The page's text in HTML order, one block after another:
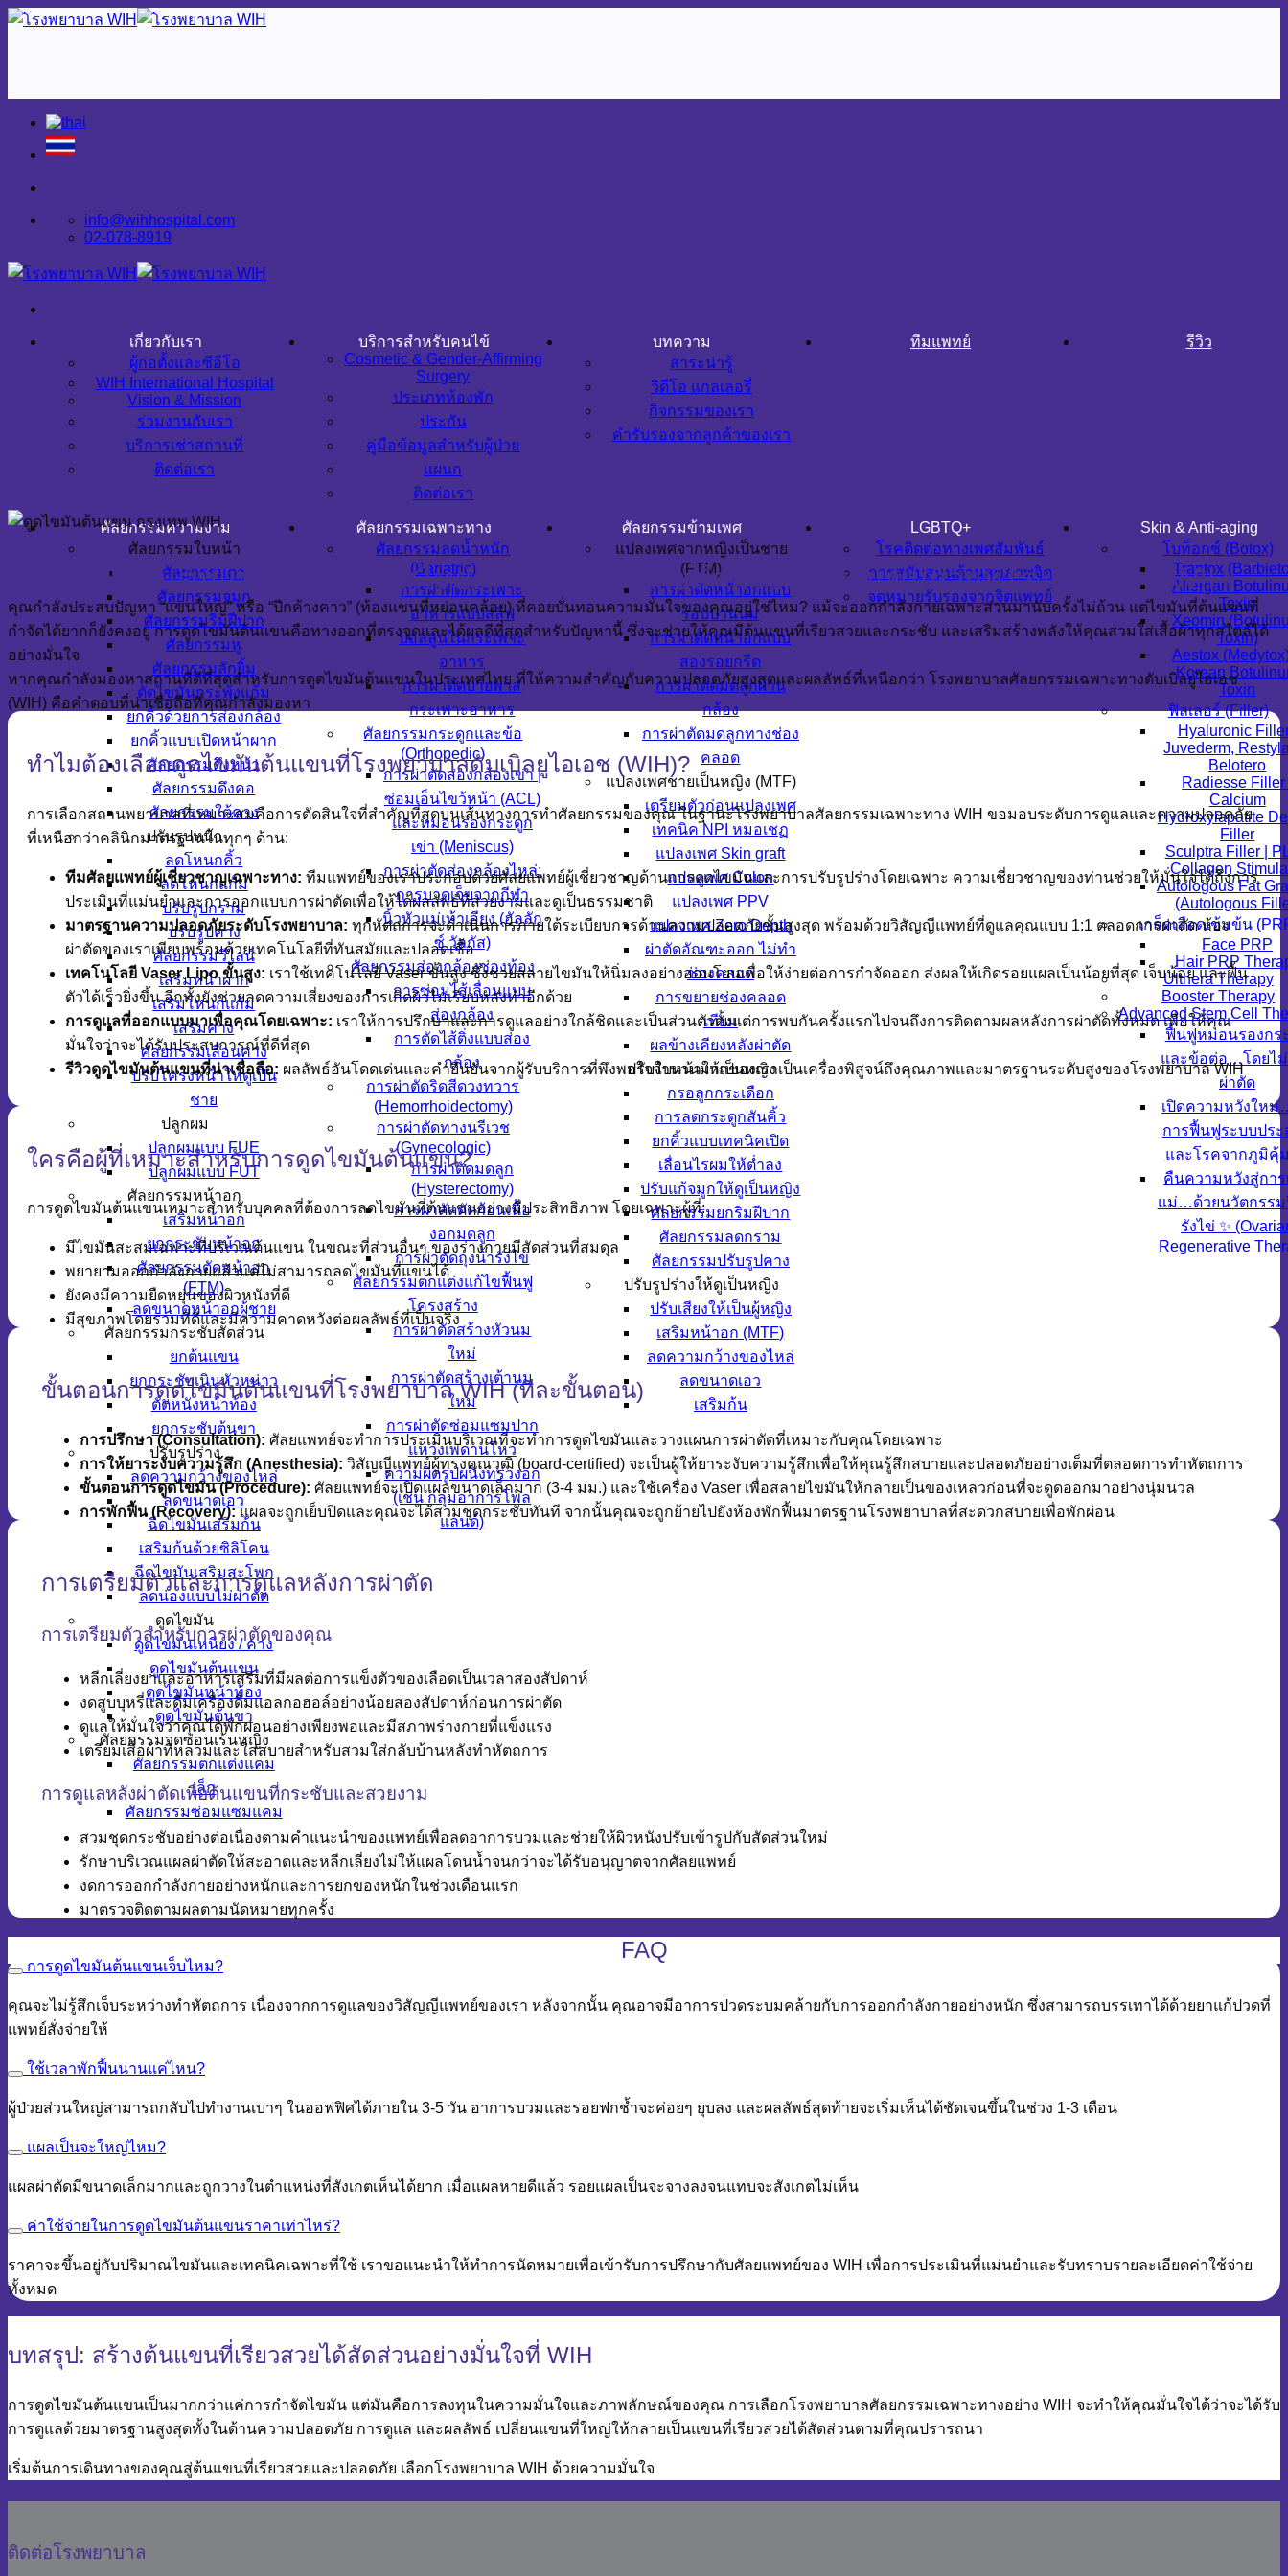
Skip
info@wihhospital.com
02-078-8919
เกี่ยวกับเรา
ผู้ก่อตั้งและซีอีโอ
WIH International Hospital
Vision & Mission
ร่วมงานกับเรา
บริการเช่าสถานที่
ติดต่อเรา
บริการสำหรับคนไข้
Cosmetic & Gender-Affirming
Surgery
ประเภทห้องพัก
ประกัน
คู่มือข้อมูลสำหรับผู้ป่วย
แผนก
ติดต่อเรา
บทความ
สาระน่ารู้
วิดีโอ แกลเลอรี่
กิจกรรมของเรา
คำรับรองจากลูกค้าของเรา
ทีมแพทย์ รีวิว
ศัลยกรรมความงาม
ศัลยกรรมใบหน้า
ศัลยกรรมตา
ศัลยกรรมจมูก
ศัลยกรรมริมฝีปาก
ศัลยกรรมหู
ศัลยกรรมลักยิ้ม
ตัดไขมันกระพุ้งแก้ม
ยกคิ้วด้วยการส่องกล้อง
ยกคิ้วแบบเปิดหน้าผาก
ศัลยกรรมดึงหน้า
ศัลยกรรมดึงคอ
ศัลยกรรมใต้คาง
ปรับรูปหน้า
ลดโหนกคิ้ว
ลดโหนกแก้ม
ปรับรูปกราม
ปรับรูปคาง
ศัลยกรรมวีไลน์
เสริมหน้าผาก
เสริมโหนกแก้ม
เสริมคาง
ศัลยกรรมเลื่อนคาง
ปรับโครงหน้าให้ดูเป็น
ชาย
ปลูกผม
ปลูกผมแบบ FUE
ปลูกผมแบบ FUT
ศัลยกรรมหน้าอก
เสริมหน้าอก
ยกกระชับหน้าอก
ศัลยกรรมตัดหน้าอก
(FTM)
ลดขนาดหน้าอกผู้ชาย
ศัลยกรรมกระชับสัดส่วน
ยกต้นแขน
ยกกระชับเนินหัวหน่าว
ตัดหนังหน้าท้อง
ยกกระชับต้นขา
ปรับรูปร่าง
ลดความกว้างของไหล่
ลดขนาดเอว
ฉีดไขมันเสริมก้น
เสริมก้นด้วยซิลิโคน
ฉีดไขมันเสริมสะโพก
ลดน่องแบบไม่ผ่าตัด
ดูดไขมัน
ดูดไขมันเหนียง / คาง
ดูดไขมันต้นแขน
ดูดไขมันหน้าท้อง
ดูดไขมันต้นขา
ศัลยกรรมจุดซ่อนเร้นหญิง
ศัลยกรรมตกแต่งแคม
เล็ก
ศัลยกรรมซ่อมแซมแคม
ศัลยกรรมเฉพาะทาง
ศัลยกรรมลดน้ำหนัก
(Bariatric)
การผ่าตัดกระเพาะ
อาหารแบบสลีฟ
บอลลูนในกระเพาะ
อาหาร
การผ่าตัดบายพาส
กระเพาะอาหาร
ศัลยกรรมกระดูกและข้อ
(Orthopedic)
การผ่าตัดส่องกล้องเข่า |
ซ่อมเอ็นไขว้หน้า (ACL)
และหมอนรองกระดูก
เข่า (Meniscus)
การผ่าตัดส่องกล้องไหล่:
การบาดเจ็บจากกีฬา
นิ้วหัวแม่เท้าเอียง (ฮัลลัก
ซ์ วัลกัส)
ศัลยกรรมส่องกล้องช่องท้อง
การซ่อมไส้เลื่อนแบบ
ส่องกล้อง
การตัดไส้ติ่งแบบส่อง
กล้อง
การผ่าตัดริดสีดวงทวาร
(Hemorrhoidectomy)
การผ่าตัดทางนรีเวช
(Gynecologic)
การผ่าตัดมดลูก
(Hysterectomy)
การผ่าตัดตัดก้อนเนื้อ
งอกมดลูก
การผ่าตัดถุงน้ำรังไข่
ศัลยกรรมตกแต่งแก้ไขฟื้นฟู
โครงสร้าง
การผ่าตัดสร้างหัวนม
ใหม่
การผ่าตัดสร้างเต้านม
ใหม่
การผ่าตัดซ่อมแซมปาก
แหว่งเพดานโหว่
ความผิดรูปผนังทรวงอก
(เช่น กลุ่มอาการโพล
แลนด์)
ศัลยกรรมข้ามเพศ
แปลงเพศจากหญิงเป็นชาย
(FTM)
การผ่าตัดหน้าอกแบบ
รอบปานนม
การผ่าตัดหน้าอกแบบ
สองรอยกรีด
การผ่าตัดมดลูกผ่าน
กล้อง
การผ่าตัดมดลูกทางช่อง
คลอด
แปลงเพศชายเป็นหญิง (MTF)
เตรียมตัวก่อนแปลงเพศ
เทคนิค NPI หมอเชฏ
แปลงเพศ Skin graft
แปลงเพศ Colon
แปลงเพศ PPV
แปลงเพศ Zero Depth
ผ่าตัดอัณฑะออก ไม่ทำ
ช่องคลอด
การขยายช่องคลอด
เทียม
ผลข้างเคียงหลังผ่าตัด
ปรับใบหน้าให้เป็นหญิง
กรอลูกกระเดือก
การลดกระดูกสันคิ้ว
ยกคิ้วแบบเทคนิคเปิด
เลื่อนไรผมให้ต่ำลง
ปรับแก้จมูกให้ดูเป็นหญิง
ศัลยกรรมยกริมฝีปาก
ศัลยกรรมลดกราม
ศัลยกรรมปรับรูปคาง
ปรับรูปร่างให้ดูเป็นหญิง
ปรับเสียงให้เป็นผู้หญิง
เสริมหน้าอก (MTF)
ลดความกว้างของไหล่
ลดขนาดเอว
เสริมก้น
LGBTQ+
โรคติดต่อทางเพศสัมพันธ์
การสนับสนุนด้านสุขภาพจิต
จดหมายรับรองจากจิตแพทย์
Skin & Anti-aging
โบท็อกซ์ (Botox)
Traptox
Allergan
Toxin
Xeomin
Toxin)
Aestox
Korean
Toxin
ฟิลเลอร์ (Filler)
Hyaluronic
Juvederm,
Belotero
Radiesse Filler
Calcium
Hydroxylapatite
Filler
Sculptra Filler |
Collagen
Autologous Fat
(Autologous
เกล็ดเลือดเข้มข้น
Face PRP
Hair PRP
Ulthera Therapy
Booster Therapy
Advanced Stem Cell
ฟื้นฟูหมอนรองกร
และข้อต่อ…โดยไ
ผ่าตัด
เปิดความหวังใหม่
การฟื้นฟูระบบประ
และโรคจากภูมิคุ้
คืนความหวังสู่การ
แม่…ด้วยนวัตกรร
รังไข่ ✨
Regenerative
การดูดไขมันต้นแขนในประเทศไทย: ทางออกสุดท้ายสำหรับปัญหาแขนย้วยที่โรงพยาบาล WIH
คุณกำลังประสบปัญหา “แขนใหญ่” หรือ “ปีกค้างคาว” (ท้องแขนที่หย่อนคล้อย) ที่คอยบั่นทอนความมั่นใจของคุณอยู่ใช่ไหม? แม้จะออกกำลังกายเฉพาะส่วนมานับครั้งไม่ถ้วน แต่ไขมันที่ต้นแขนที่
กำจัดได้ยากก็ยังคงอยู่ การดูดไขมันต้นแขนคือทางออกที่ตรงจุดและได้ผลดีที่สุดสำหรับปัญหานี้ ซึ่งจะช่วยให้คุณมีต้นแขนที่เรียวสวยและกระชับ และเสริมสร้างพลังให้คุณสวมใส่เสื้อผ้าทุกสไตล์ได้
อย่างมั่นใจ
หากคุณกำลังมองหาสถานที่ดีที่สุดสำหรับการดูดไขมันต้นแขนในประเทศไทย ที่ให้ความสำคัญกับความปลอดภัยสูงสุดและผลลัพธ์ที่เหนือกว่า โรงพยาบาลศัลยกรรมเฉพาะทางดับเบิลยูไอเอช
(WIH) คือคำตอบที่น่าเชื่อถือที่คุณกำลังมองหา
ทำไมต้องเลือกดูดไขมันต้นแขนที่โรงพยาบาลดับเบิลยูไอเอช (WIH)?
การเลือกสถานพยาบาลที่เหมาะสมคือการตัดสินใจที่สำคัญที่สุดบนเส้นทางการทำศัลยกรรมของคุณ ในฐานะโรงพยาบาลศัลยกรรมเฉพาะทาง WIH ขอมอบระดับการดูแลและความปลอดภัย
ที่เหนือกว่าคลินิกมาตรฐานในทุกๆ ด้าน:
ทีมศัลยแพทย์ผู้เชี่ยวชาญเฉพาะทาง: ทีมแพทย์ของเราประกอบด้วยศัลยแพทย์ผู้เชี่ยวชาญด้านการดูดไขมันและการปรับรูปร่างโดยเฉพาะ ความเชี่ยวชาญของท่านช่วยให้มั่นใจได้ถึงการ
ประเมินที่แม่นยำและการออกแบบการผ่าตัดเพื่อให้ได้ผลลัพธ์ที่สวยงามและดูเป็นธรรมชาติ
มาตรฐานความปลอดภัยระดับโรงพยาบาล: ทุกหัตถการจะดำเนินการภายใต้ระเบียบการด้านความปลอดภัยขั้นสูงสุด พร้อมด้วยวิสัญญีแพทย์ที่ดูแลคุณแบบ 1:1 ตลอดการผ่าตัด ห้อง
ผ่าตัดของเราเพียบพร้อมด้วยเทคโนโลยีที่ทันสมัยและปลอดเชื้อ
เทคโนโลยี Vaser Lipo ขั้นสูง: เราใช้เทคโนโลยี Vaser ขั้นสูง ซึ่งช่วยสลายไขมันให้นิ่มลงอย่างอ่อนโยนเพื่อให้ง่ายต่อการกำจัดออก ส่งผลให้เกิดรอยแผลเป็นน้อยที่สุด เจ็บน้อย และฟื้น
ตัวได้เร็วยิ่งขึ้น อีกทั้งยังช่วยลดความเสี่ยงของการเกิดผิวไม่เรียบหลังทำอีกด้วย
การดูแลที่ออกแบบมาเพื่อคุณโดยเฉพาะ: เราให้การปรึกษาและการดูแลอย่างใกล้ชิดและเป็นส่วนตัวตั้งแต่การพบกันครั้งแรกไปจนถึงการติดตามผลหลังการผ่าตัดทั้งหมด เพื่อให้คุณ
มั่นใจว่าจะได้รับประสบการณ์ที่ดีที่สุด
รีวิวดูดไขมันต้นแขนที่น่าเชื่อถือ: ผลลัพธ์อันโดดเด่นและคำยืนยันจากผู้รับบริการที่พึงพอใจจำนวนมากของเราเป็นเครื่องพิสูจน์ถึงคุณภาพและมาตรฐานระดับสูงของโรงพยาบาล WIH
ใครคือผู้ที่เหมาะสำหรับการดูดไขมันต้นแขน?
การดูดไขมันต้นแขนเหมาะสำหรับบุคคลที่ต้องการลดไขมันที่ต้นแขนอย่างมีประสิทธิภาพ โดยเฉพาะผู้ที่:
มีไขมันสะสมเฉพาะที่บริเวณต้นแขน ในขณะที่ส่วนอื่นๆ ของร่างกายมีสัดส่วนที่สมดุล
พยายามออกกำลังกายแล้วแต่ไม่สามารถลดไขมันที่แขนได้
ยังคงมีความยืดหยุ่นของผิวหนังที่ดี
มีสุขภาพโดยรวมที่ดีและมีความคาดหวังต่อผลลัพธ์ที่เป็นจริง
ขั้นตอนการดูดไขมันต้นแขนที่โรงพยาบาล WIH (ทีละขั้นตอน)
การปรึกษา (Consultation): ศัลยแพทย์จะทำการประเมินบริเวณที่จะทำการดูดไขมันและวางแผนการผ่าตัดที่เหมาะกับคุณโดยเฉพาะ
การให้ยาระงับความรู้สึก (Anesthesia): วิสัญญีแพทย์ผู้ทรงคุณวุฒิ (board-certified) จะเป็นผู้ให้ยาระงับความรู้สึกเพื่อให้คุณรู้สึกสบายและปลอดภัยอย่างเต็มที่ตลอดการทำหัตถการ
ขั้นตอนการดูดไขมัน (Procedure): ศัลยแพทย์จะเปิดแผลขนาดเล็กมาก (3-4 มม.) และใช้เครื่อง Vaser เพื่อสลายไขมันให้กลายเป็นของเหลวก่อนที่จะดูดออกมาอย่างนุ่มนวล
การพักฟื้น (Recovery):แผลจะถูกเย็บปิดและคุณจะได้สวมชุดกระชับทันที จากนั้นคุณจะถูกย้ายไปยังห้องพักฟื้นมาตรฐานโรงพยาบาลที่สะดวกสบายเพื่อพักผ่อน
การเตรียมตัวและการดูแลหลังการผ่าตัด
การเตรียมตัวสำหรับการผ่าตัดของคุณ
หลีกเลี่ยงยาและอาหารเสริมที่มีผลต่อการแข็งตัวของเลือดเป็นเวลาสองสัปดาห์
งดสูบบุหรี่และดื่มเครื่องดื่มแอลกอฮอล์อย่างน้อยสองสัปดาห์ก่อนการผ่าตัด
ดูแลให้มั่นใจว่าคุณได้พักผ่อนอย่างเพียงพอและมีสภาพร่างกายที่แข็งแรง
เตรียมเสื้อผ้าที่หลวมและใส่สบายสำหรับสวมใส่กลับบ้านหลังทำหัตถการ
การดูแลหลังผ่าตัดเพื่อต้นแขนที่กระชับและสวยงาม
สวมชุดกระชับอย่างต่อเนื่องตามคำแนะนำของแพทย์เพื่อลดอาการบวมและช่วยให้ผิวหนังปรับเข้ารูปกับสัดส่วนใหม่
รักษาบริเวณแผลผ่าตัดให้สะอาดและหลีกเลี่ยงไม่ให้แผลโดนน้ำจนกว่าจะได้รับอนุญาตจากศัลยแพทย์
งดการออกกำลังกายอย่างหนักและการยกของหนักในช่วงเดือนแรก
มาตรวจติดตามผลตามนัดหมายทุกครั้ง
FAQ
การดูดไขมันต้นแขนเจ็บไหม?
คุณจะไม่รู้สึกเจ็บระหว่างทำหัตถการ เนื่องจากการดูแลของวิสัญญีแพทย์ของเรา หลังจากนั้น คุณอาจมีอาการปวดระบมคล้ายกับการออกกำลังกายอย่างหนัก ซึ่งสามารถบรรเทาได้ด้วยยาแก้ปวดที่
แพทย์สั่งจ่ายให้
ใช้เวลาพักฟื้นนานแค่ไหน?
ผู้ป่วยส่วนใหญ่สามารถกลับไปทำงานเบาๆ ในออฟฟิศได้ภายใน 3-5 วัน อาการบวมและรอยฟกช้ำจะค่อยๆ ยุบลง และผลลัพธ์สุดท้ายจะเริ่มเห็นได้ชัดเจนขึ้นในช่วง 1-3 เดือน
แผลเป็นจะใหญ่ไหม?
แผลผ่าตัดมีขนาดเล็กมากและถูกวางในตำแหน่งที่สังเกตเห็นได้ยาก เมื่อแผลหายดีแล้ว รอยแผลเป็นจะจางลงจนแทบจะสังเกตไม่เห็น
ค่าใช้จ่ายในการดูดไขมันต้นแขนราคาเท่าไหร่?
ราคาจะขึ้นอยู่กับปริมาณไขมันและเทคนิคเฉพาะที่ใช้ เราขอแนะนำให้ทำการนัดหมายเพื่อเข้ารับการปรึกษากับศัลยแพทย์ของ WIH เพื่อการประเมินที่แม่นยำและรับทราบรายละเอียดค่าใช้จ่าย
ทั้งหมด
บทสรุป: สร้างต้นแขนที่เรียวสวยได้สัดส่วนอย่างมั่นใจที่ WIH
การดูดไขมันต้นแขนเป็นมากกว่าแค่การกำจัดไขมัน แต่มันคือการลงทุนในความมั่นใจและภาพลักษณ์ของคุณ การเลือกโรงพยาบาลศัลยกรรมเฉพาะทางอย่าง WIH จะทำให้คุณมั่นใจได้ว่าจะได้รับ
การดูแลด้วยมาตรฐานสูงสุดทั้งในด้านความปลอดภัย การดูแล และผลลัพธ์ เปลี่ยนแขนที่ใหญ่ให้กลายเป็นแขนที่เรียวสวยได้สัดส่วนตามที่คุณปรารถนา
เริ่มต้นการเดินทางของคุณสู่ต้นแขนที่เรียวสวยและปลอดภัย เลือกโรงพยาบาล WIH ด้วยความมั่นใจ
ติดต่อโรงพยาบาล